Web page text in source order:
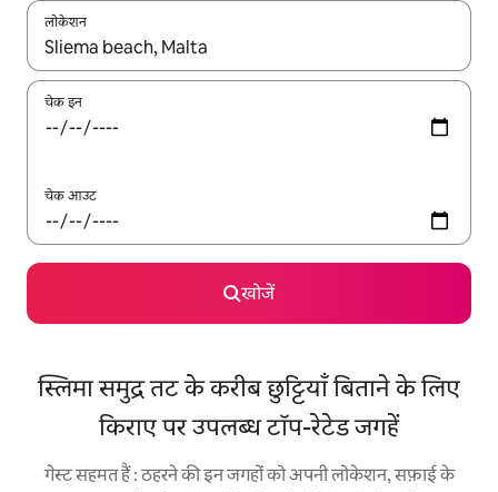
लोकेशन
नतीजों के उपलब्ध होने पर, अप और डाउन 'ऐरो की' का इस्तेमाल करके नेविगेट
चेक इन
चेक आउट
खोजें
स्लिमा समुद्र तट के करीब छुट्टियाँ बिताने के लिए
किराए पर उपलब्ध टॉप-रेटेड जगहें
गेस्ट सहमत हैं : ठहरने की इन जगहों को अपनी लोकेशन, सफ़ाई के